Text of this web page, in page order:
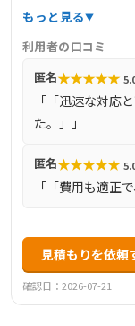
宅はもちろん、ビ
し、経験豊富な職
幅広い工法で対
要最低限のコス
請サポートも行
もっと見る
利用者の口コミ
匿名★★★★★
「「迅速な対応
た。」」
匿名★★★★★
「「費用も適正
見積もりを依頼
確認日：2026-07-21